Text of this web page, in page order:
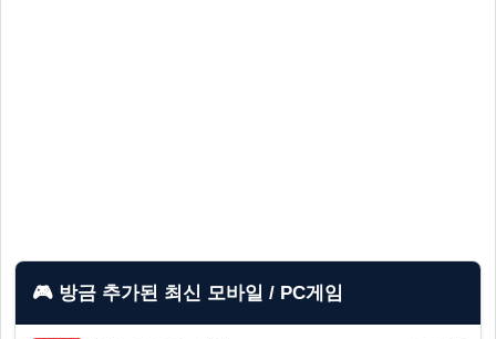
🎮 방금 추가된 최신 모바일 / PC게임